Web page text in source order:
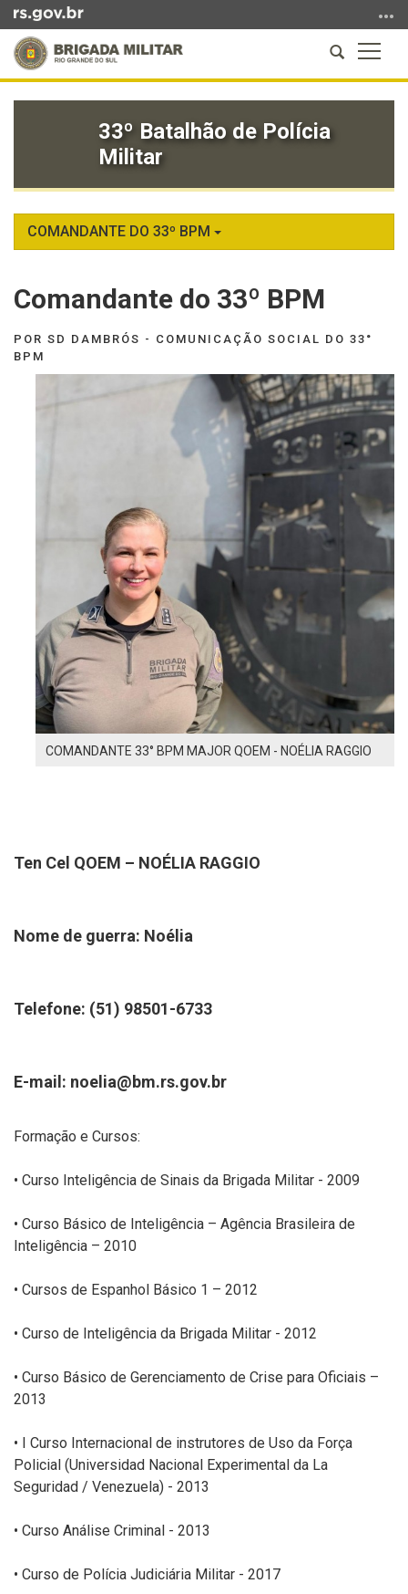
para
conteúdo
busca
a
Abrir
a
busca
33º Batalhão de Polícia
Militar
COMANDANTE DO 33º BPM
Comandante do 33º BPM
POR SD DAMBRÓS - COMUNICAÇÃO SOCIAL DO 33°
BPM
COMANDANTE 33° BPM MAJOR QOEM - NOÉLIA RAGGIO
Ten Cel QOEM – NOÉLIA RAGGIO
Nome de guerra: Noélia
Telefone: (51) 98501-6733
E-mail: noelia@bm.rs.gov.br
Formação e Cursos:
• Curso Inteligência de Sinais da Brigada Militar - 2009
• Curso Básico de Inteligência – Agência Brasileira de
Inteligência – 2010
• Cursos de Espanhol Básico 1 – 2012
• Curso de Inteligência da Brigada Militar - 2012
• Curso Básico de Gerenciamento de Crise para Oficiais –
2013
• I Curso Internacional de instrutores de Uso da Força
Policial (Universidad Nacional Experimental da La
Seguridad / Venezuela) - 2013
• Curso Análise Criminal - 2013
• Curso de Polícia Judiciária Militar - 2017